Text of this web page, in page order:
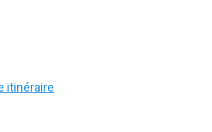
itinéraire